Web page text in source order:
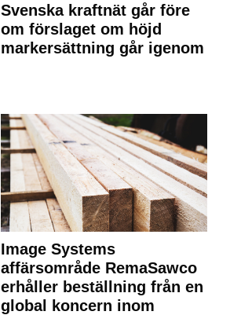
Svenska kraftnät går före
om förslaget om höjd
markersättning går igenom
Image Systems
affärsområde RemaSawco
erhåller beställning från en
global koncern inom